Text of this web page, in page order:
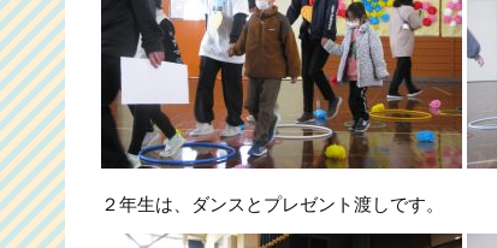
２年生は、ダンスとプレゼント渡しです。